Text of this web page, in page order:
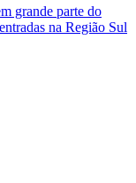
grande parte do
na Região Sul